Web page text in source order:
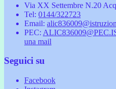
Via XX Settembre N.20
Tel: 0144/322723
Email:
PEC:
una mail
Seguici su
Facebook